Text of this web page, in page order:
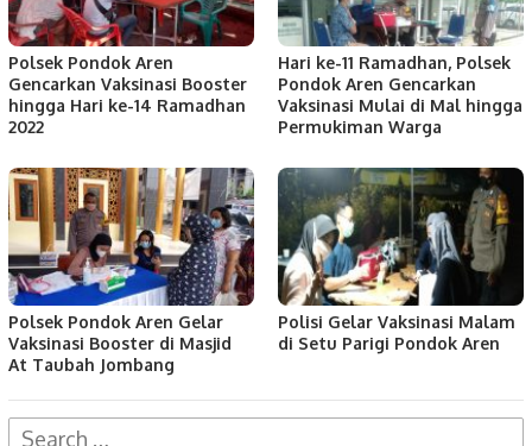
Polsek Pondok Aren
Gencarkan Vaksinasi Booster
hingga Hari ke-14 Ramadhan
2022
Hari ke-11 Ramadhan, Polsek
Pondok Aren Gencarkan
Vaksinasi Mulai di Mal hingga
Permukiman Warga
Polsek Pondok Aren Gelar
Vaksinasi Booster di Masjid
At Taubah Jombang
Polisi Gelar Vaksinasi Malam
di Setu Parigi Pondok Aren
Search